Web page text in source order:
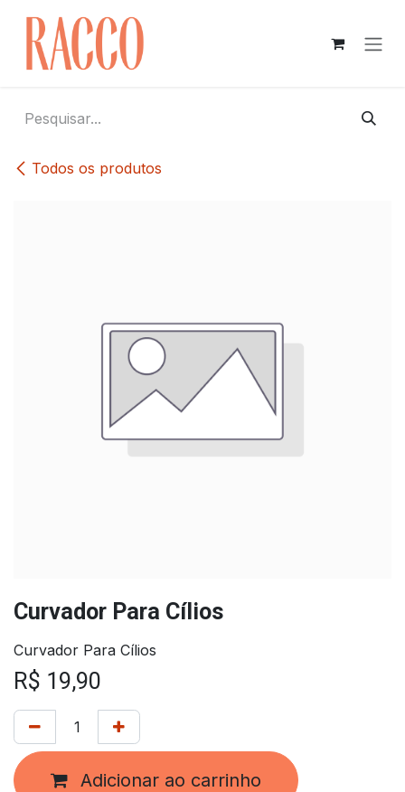
Todos os produtos
Curvador Para Cílios
Curvador Para Cílios
R$ 19,90
Adicionar ao carrinho